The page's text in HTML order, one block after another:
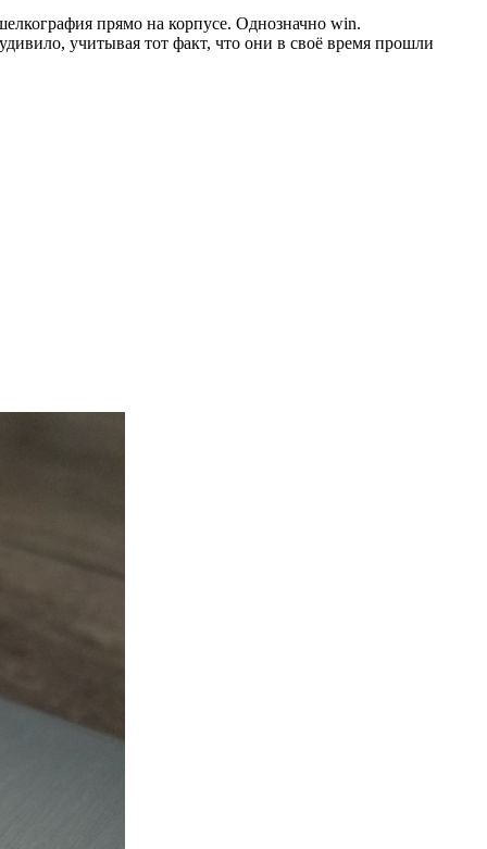
прямо на корпусе. Однозначно win.
учитывая тот факт, что они в своё время прошли